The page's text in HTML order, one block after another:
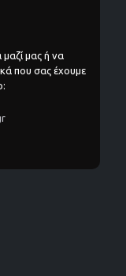
μας ή να
που σας έχουμε